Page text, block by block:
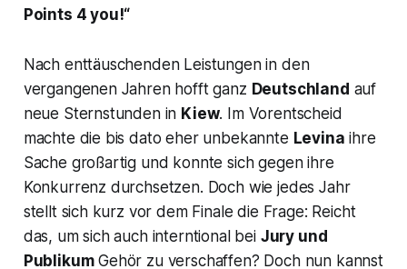
Points 4 you!“
Nach enttäuschenden Leistungen in den
vergangenen Jahren hofft ganz Deutschland auf
neue Sternstunden in Kiew. Im Vorentscheid
machte die bis dato eher unbekannte Levina ihre
Sache großartig und konnte sich gegen ihre
Konkurrenz durchsetzen. Doch wie jedes Jahr
stellt sich kurz vor dem Finale die Frage: Reicht
das, um sich auch interntional bei Jury und
PublikumGehör zu verschaffen? Doch nun kannst